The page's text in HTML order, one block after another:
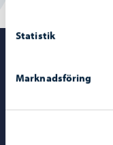
Statistik
Marknadsföring